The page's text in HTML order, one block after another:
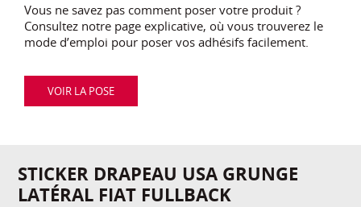
Vous ne savez pas comment poser votre produit ?
Consultez notre page explicative, où vous trouverez le
mode d’emploi pour poser vos adhésifs facilement.
VOIR LA POSE
STICKER DRAPEAU USA GRUNGE
LATÉRAL FIAT FULLBACK